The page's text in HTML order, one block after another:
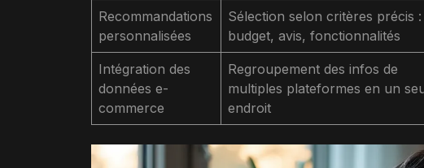
Recommandations
personnalisées
Sélection selon critères précis :
budget, avis, fonctionnalités
Intégration des
données e-
commerce
Regroupement des infos de
multiples plateformes en un
endroit